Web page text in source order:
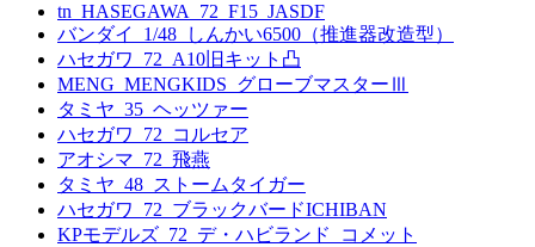
tn_HASEGAWA_72_F15_JASDF
バンダイ_1/48_しんかい6500（推進器改造型）
ハセガワ_72_A10旧キット凸
MENG_MENGKIDS_グローブマスターⅢ
タミヤ_35_ヘッツァー
ハセガワ_72_コルセア
アオシマ_72_飛燕
タミヤ_48_ストームタイガー
ハセガワ_72_ブラックバードICHIBAN
KPモデルズ_72_デ・ハビランド_コメット